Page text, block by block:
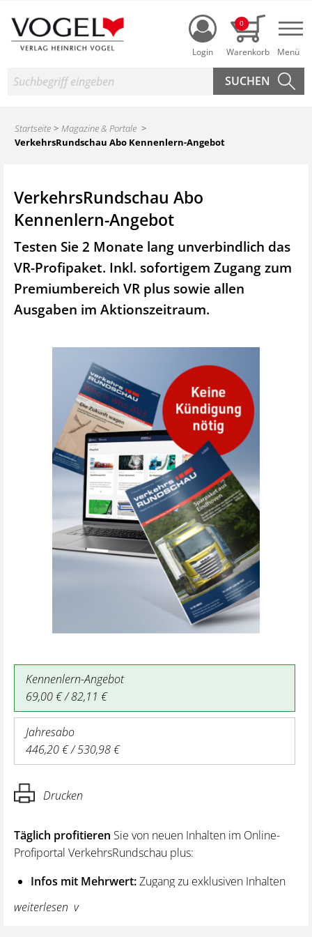
Login
0
Suche
Startseite
Magazine & Portale
VerkehrsRundschau Abo Kennenlern-Angebot
VerkehrsRundschau Abo
Kennenlern-Angebot
Testen Sie 2 Monate lang unverbindlich das
VR-Profipaket. Inkl. sofortigem Zugang zum
Premiumbereich VR plus sowie allen
Ausgaben im Aktionszeitraum.
Kennenlern-Angebot
69,00 € / 82,11 €
Jahresabo
446,20 € / 530,98 €
Drucken
Täglich profitieren Sie von neuen Inhalten im Online-
Profiportal VerkehrsRundschau plus:
Infos mit Mehrwert:Zugang zu exklusiven Inhalten
und Hintergrundwissen – von aktuellen Regelungen
wie z. B. bei den Lenk- und Ruhezeiten,
weiterlesen